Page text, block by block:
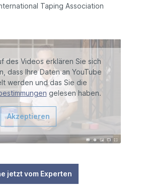
Taping Association
des Videos erklären Sie sich
dass Ihre Daten an YouTube
werden und das Sie die
gelesen haben.
Akzeptieren
jetzt vom Experten